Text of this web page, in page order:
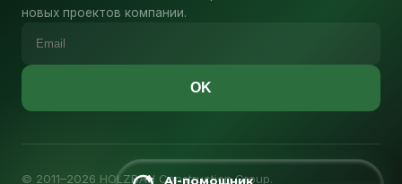
новых проектов компании.
OK
© 2011–2026 HOLZBAU Construction Group.
AI-помощник